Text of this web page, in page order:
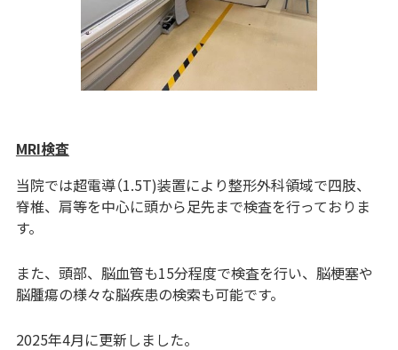
MRI検査
当院では超電導（1.5T)装置により整形外科領域で四肢、
脊椎、肩等を中心に頭から足先まで検査を行っておりま
す。
また、頭部、脳血管も15分程度で検査を行い、脳梗塞や
脳腫瘍の様々な脳疾患の検索も可能です。
2025年4月に更新しました。